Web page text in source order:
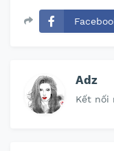
Adz
Kết nối